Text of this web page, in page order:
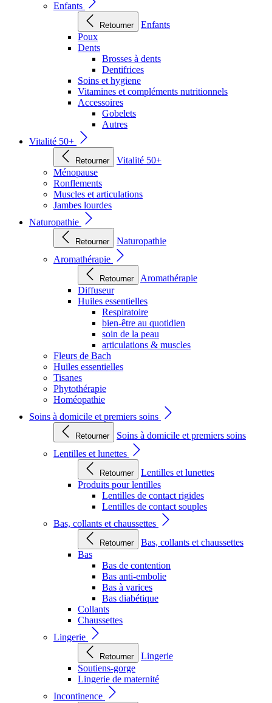
Enfants
Retourner
Enfants
Poux
Dents
Brosses à dents
Dentifrices
Soins et hygiene
Vitamines et compléments nutritionnels
Accessoires
Gobelets
Autres
Vitalité 50+
Retourner
Vitalité 50+
Ménopause
Ronflements
Muscles et articulations
Jambes lourdes
Naturopathie
Retourner
Naturopathie
Aromathérapie
Retourner
Aromathérapie
Diffuseur
Huiles essentielles
Respiratoire
bien-être au quotidien
soin de la peau
articulations & muscles
Fleurs de Bach
Huiles essentielles
Tisanes
Phytothérapie
Homéopathie
Soins à domicile et premiers soins
Retourner
Soins à domicile et premiers soins
Lentilles et lunettes
Retourner
Lentilles et lunettes
Produits pour lentilles
Lentilles de contact rigides
Lentilles de contact souples
Bas, collants et chaussettes
Retourner
Bas, collants et chaussettes
Bas
Bas de contention
Bas anti-embolie
Bas à varices
Bas diabétique
Collants
Chaussettes
Lingerie
Retourner
Lingerie
Soutiens-gorge
Lingerie de maternité
Incontinence